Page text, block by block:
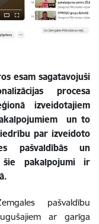
esam sagatavojuši
procesa
izveidotajiem
un to
par izveidoto
pašvaldībās un
pakalpojumi ir
pašvaldību
ar garīga